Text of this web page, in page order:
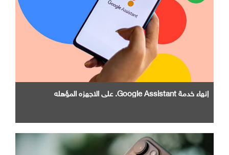
إنهاء خدمة Google Assistant. علي الاجهزه المؤهله